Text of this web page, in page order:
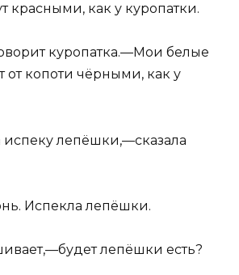
красными, как у куропатки.
куропатка.—Мои белые
от копоти чёрными, как у
испеку лепёшки,—сказала
Испекла лепёшки.
лепёшки есть?